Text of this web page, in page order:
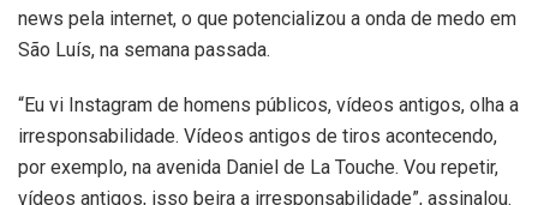
news pela internet, o que potencializou a onda de medo em
São Luís, na semana passada.
“Eu vi Instagram de homens públicos, vídeos antigos, olha a
irresponsabilidade. Vídeos antigos de tiros acontecendo,
por exemplo, na avenida Daniel de La Touche. Vou repetir,
vídeos antigos, isso beira a irresponsabilidade”, assinalou.